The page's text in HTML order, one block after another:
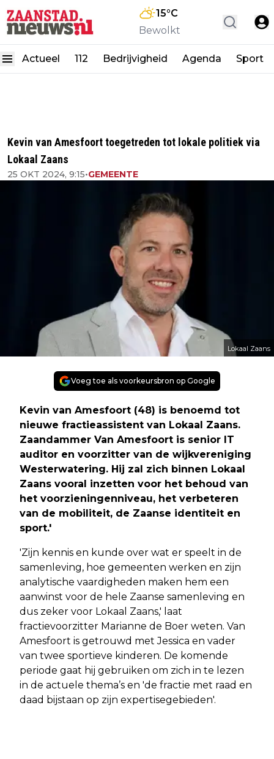
15°C
Bewolkt
Actueel 112 Bedrijvigheid Agenda Sport
Kevin van Amesfoort toegetreden tot lokale politiek via
Lokaal Zaans
25 OKT 2024, 9:15•GEMEENTE
Lokaal Zaans
Voeg toe als voorkeursbron op Google
Kevin van Amesfoort (48) is benoemd tot
nieuwe fractieassistent van Lokaal Zaans.
Zaandammer Van Amesfoort is senior IT
auditor en voorzitter van de wijkvereniging
Westerwatering. Hij zal zich binnen Lokaal
Zaans vooral inzetten voor het behoud van
het voorzieningenniveau, het verbeteren
van de mobiliteit, de Zaanse identiteit en
sport.'
'Zijn kennis en kunde over wat er speelt in de
samenleving, hoe gemeenten werken en zijn
analytische vaardigheden maken hem een
aanwinst voor de hele Zaanse samenleving en
dus zeker voor Lokaal Zaans,' laat
fractievoorzitter Marianne de Boer weten. Van
Amesfoort is getrouwd met Jessica en vader
van twee sportieve kinderen. De komende
periode gaat hij gebruiken om zich in te lezen
in de actuele thema’s en 'de fractie met raad en
daad bijstaan op zijn expertisegebieden'.